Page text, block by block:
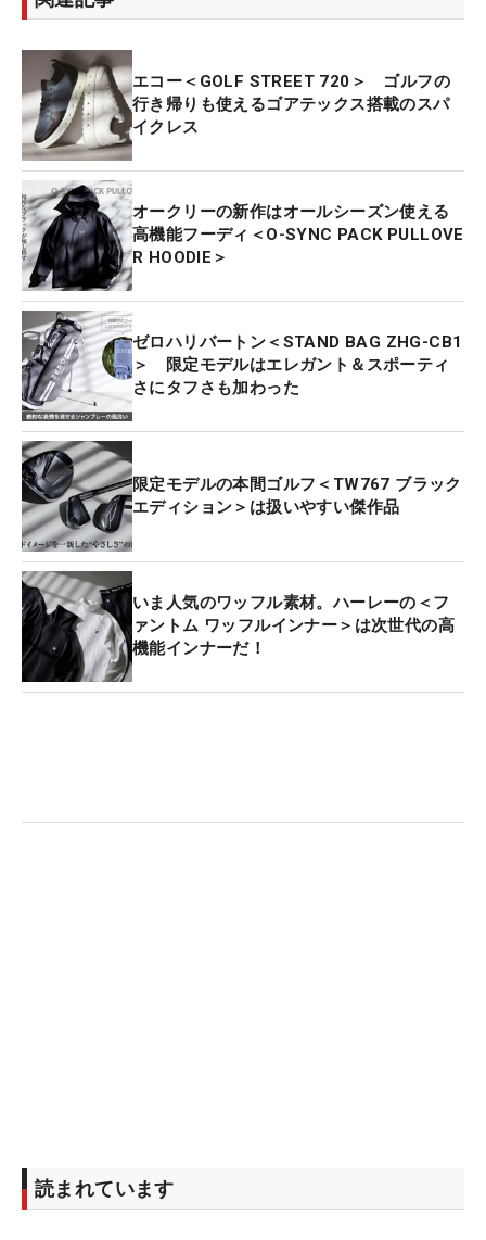
エコー＜GOLF STREET 720＞ ゴルフの
行き帰りも使えるゴアテックス搭載のスパ
イクレス
オークリーの新作はオールシーズン使える
高機能フーディ＜O-SYNC PACK PULLOVE
R HOODIE＞
ゼロハリバートン＜STAND BAG ZHG-CB1
＞ 限定モデルはエレガント＆スポーティ
さにタフさも加わった
限定モデルの本間ゴルフ＜TW767 ブラック
エディション＞は扱いやすい傑作品
いま人気のワッフル素材。ハーレーの＜フ
ァントム ワッフルインナー＞は次世代の高
機能インナーだ！
読まれています